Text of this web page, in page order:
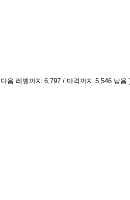
음 레벨까지 6,797 / 마격까지 5,546 남음